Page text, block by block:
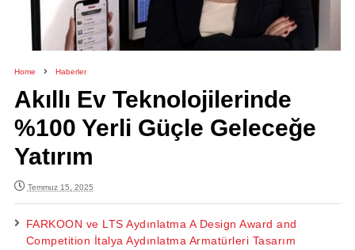
Home Haberler
Akıllı Ev Teknolojilerinde
%100 Yerli Güçle Geleceğe
Yatırım
Temmuz 15, 2025
FARKOON ve LTS Aydınlatma A Design Award and
Competition İtalya Aydınlatma Armatürleri Tasarım